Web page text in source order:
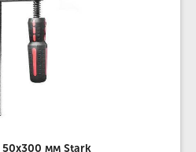
50x300 мм Stark